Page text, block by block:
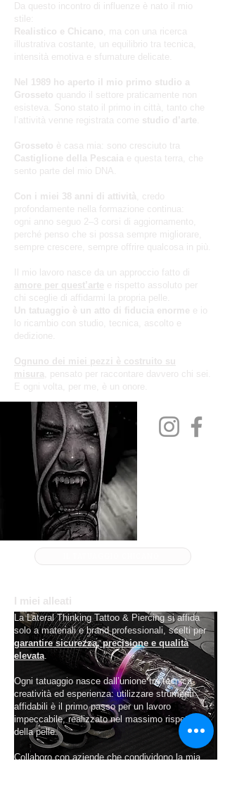
Da questo incontro di influenze è nato il mio
stile:
Realistico e Chicano , ma con una ricerca
illustrativa costante, un equilibrio tra tecnica,
intensità emotiva e sfumature delicate.
Nel 1989 ho aperto il mio primo studio a
Grosseto quando il settore praticamente non
esisteva. Sono stato il primo in città, tanto che
l’attività venne registrata come studio d’arte
Grosseto è casa mia: sono cresciuto tra
Castiglione della Pescaia e questa terra, che
sento parte del mio DNA.
Con i miei 38 anni di attività , credo
profondamente nella formazione continua:
ogni anno seguo 2–3 corsi di aggiornamento,
perché penso che si possa sempre migliorare,
sempre crescere, sempre offrire qualcosa in più.
Il mio lavoro nasce da un approccio fatto di
amore per quest’arte e rispetto assoluto per
chi sceglie di affidarmi la propria pelle.
Un tatuaggio è un atto di fiducia enorme e io
lo ricambio con studio, tecnica, ascolto e
dedizione.
Ognuno dei miei pezzi è costruito su
misura , pensato per raccontare davvero chi sei.
E ogni volta, per me, è un onore.
I miei alleati
La Lateral Thinking Tattoo & Piercing si affida
solo a materiali e brand professionali, scelti per
garantire sicurezza, precisione e qualità
elevata.
Ogni tatuaggio nasce dall’unione tra tecnica,
creatività ed esperienza: utilizzare strumenti
affidabili è il primo passo per un lavoro
impeccabile, realizzato nel massimo rispetto
della pelle.
Collaboro con aziende che condividono la mia